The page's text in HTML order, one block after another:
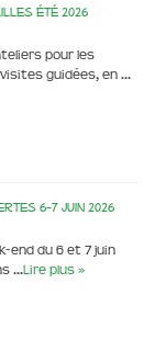
été 2026
pour les
guidées, en …
6-7 juin 2026
end du 6 et 7 juin
…Lire plus »